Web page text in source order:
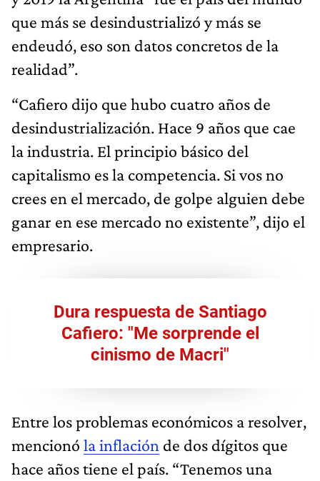
que más se desindustrializó y más se
endeudó, eso son datos concretos de la
realidad”.
“Cafiero dijo que hubo cuatro años de
desindustrialización. Hace 9 años que cae
la industria. El principio básico del
capitalismo es la competencia. Si vos no
crees en el mercado, de golpe alguien debe
ganar en ese mercado no existente”, dijo el
empresario.
Dura respuesta de Santiago
Cafiero: "Me sorprende el
cinismo de Macri"
Entre los problemas económicos a resolver,
mencionó la inflación de dos dígitos que
hace años tiene el país. “Tenemos una